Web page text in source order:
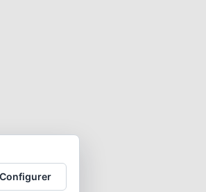
Configurer